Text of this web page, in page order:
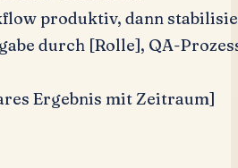
produktiv, dann
durch [Rolle], QA-
Ergebnis mit Zeitraum]